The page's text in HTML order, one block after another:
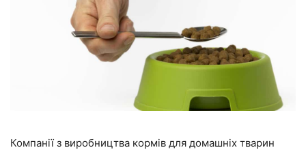
Компанії з виробництва кормів для домашніх тварин